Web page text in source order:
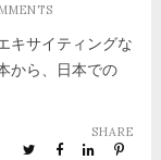
キサイティングな
から、日本での
SHARE